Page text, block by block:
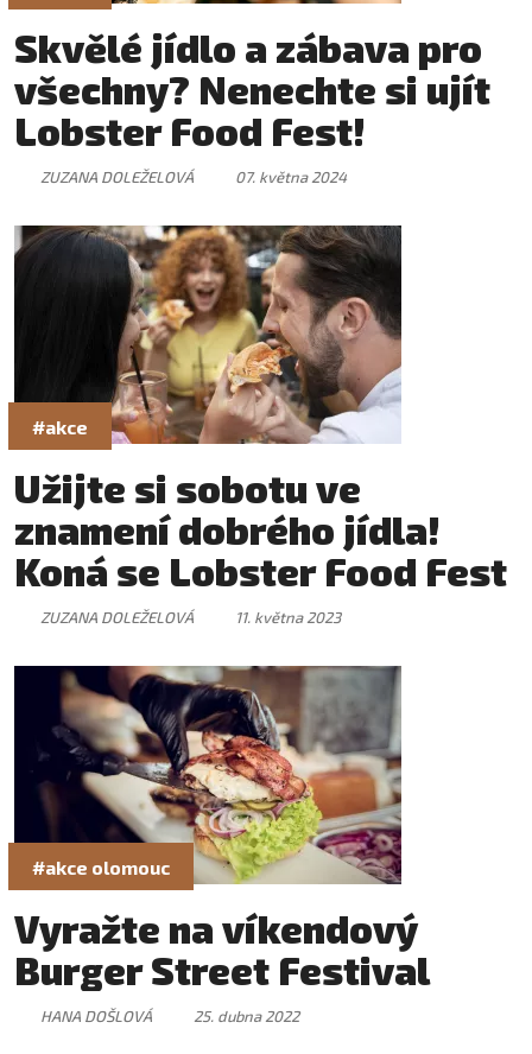
Skvělé jídlo a zábava pro
všechny? Nenechte si ujít
Lobster Food Fest!
ZUZANA DOLEŽELOVÁ 07. května 2024
#akce
Užijte si sobotu ve
znamení dobrého jídla!
Koná se Lobster Food Fest
ZUZANA DOLEŽELOVÁ 11. května 2023
#akce olomouc
Vyražte na víkendový
Burger Street Festival
HANA DOŠLOVÁ 25. dubna 2022